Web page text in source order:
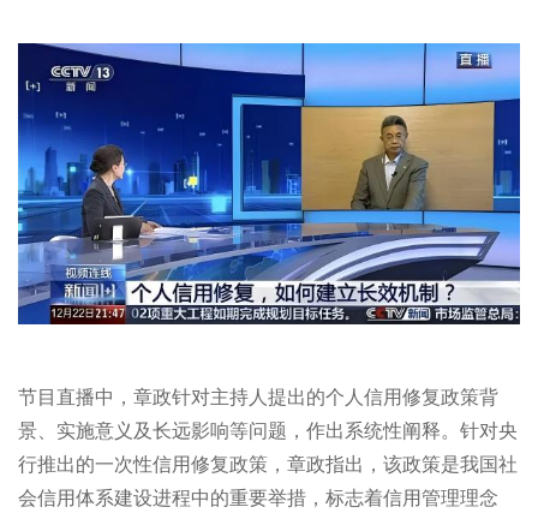
节目直播中，章政针对主持人提出的个人信用修复政策背
景、实施意义及长远影响等问题，作出系统性阐释。针对央
行推出的一次性信用修复政策，章政指出，该政策是我国社
会信用体系建设进程中的重要举措，标志着信用管理理念